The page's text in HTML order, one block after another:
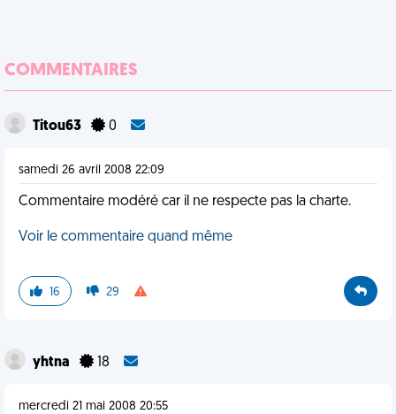
COMMENTAIRES
Titou63 0
samedi 26 avril 2008 22:09
Commentaire modéré car il ne respecte pas la charte.
Voir le commentaire quand même
16 29
yhtna 18
mercredi 21 mai 2008 20:55